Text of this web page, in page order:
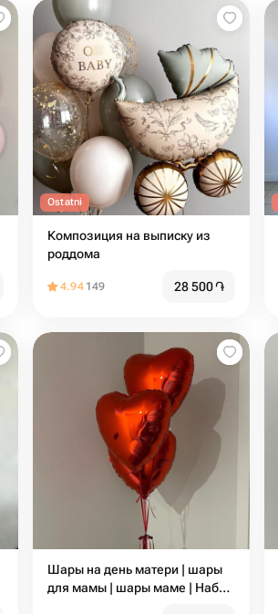
Ostatni
Композиция на выписку из
роддома
4.94 149 28 500֏
Шары на день матери | шары
для мамы | шары маме | Набор